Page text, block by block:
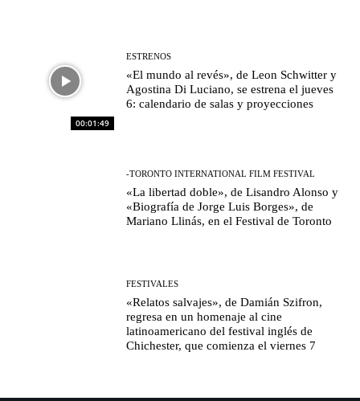
00:01:49
ESTRENOS
«El mundo al revés», de Leon Schwitter y
Agostina Di Luciano, se estrena el jueves
6: calendario de salas y proyecciones
-TORONTO INTERNATIONAL FILM FESTIVAL
«La libertad doble», de Lisandro Alonso y
«Biografía de Jorge Luis Borges», de
Mariano Llinás, en el Festival de Toronto
FESTIVALES
«Relatos salvajes», de Damián Szifron,
regresa en un homenaje al cine
latinoamericano del festival inglés de
Chichester, que comienza el viernes 7